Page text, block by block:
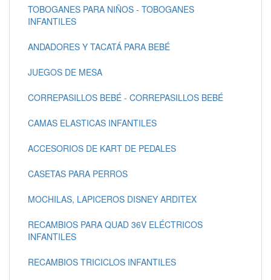
TOBOGANES PARA NIÑOS - TOBOGANES
INFANTILES
ANDADORES Y TACATÁ PARA BEBÉ
JUEGOS DE MESA
CORREPASILLOS BEBÉ - CORREPASILLOS BEBÉ
CAMAS ELASTICAS INFANTILES
ACCESORIOS DE KART DE PEDALES
CASETAS PARA PERROS
MOCHILAS, LAPICEROS DISNEY ARDITEX
RECAMBIOS PARA QUAD 36V ELÉCTRICOS
INFANTILES
RECAMBIOS TRICICLOS INFANTILES